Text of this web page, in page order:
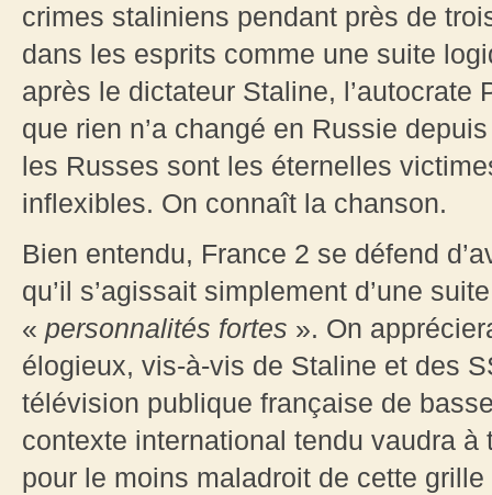
crimes staliniens pendant près de
dans les esprits comme une suite
après le dictateur Staline,
que rien n’a changé en Russie
les Russes sont les éternelles
inflexibles. On connaît la chanson.
Bien entendu, France 2 se défend
qu’il s’agissait simplement d’une
« personnalités fortes ». On
élogieux, vis-à-vis de Staline et des
télévision publique française de
contexte international tendu vaudra
pour le moins maladroit de cette